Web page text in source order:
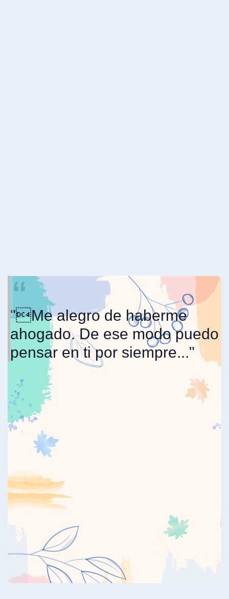
"Me alegro de haberme
ahogado. De ese modo puedo
pensar en ti por siempre..."